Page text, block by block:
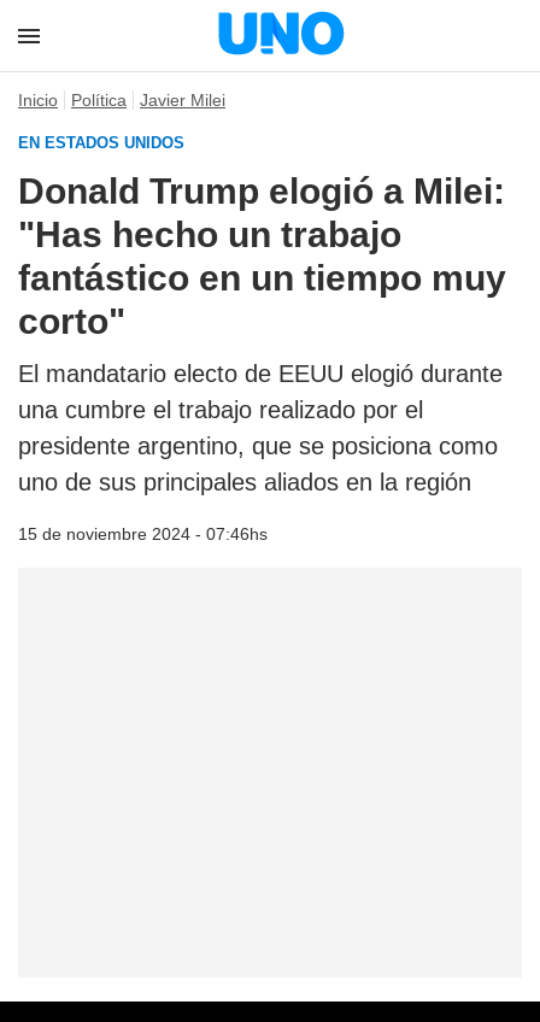
Inicio Política Javier Milei
EN ESTADOS UNIDOS
Donald Trump elogió a Milei:
"Has hecho un trabajo
fantástico en un tiempo muy
corto"
El mandatario electo de EEUU elogió durante
una cumbre el trabajo realizado por el
presidente argentino, que se posiciona como
uno de sus principales aliados en la región
15 de noviembre 2024 - 07:46hs